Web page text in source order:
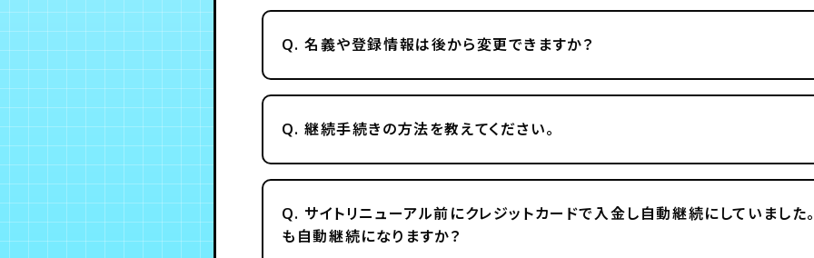
Q. 名義や登録情報は後から変更できますか？
Q. 継続手続きの方法を教えてください。
Q. サイトリニューアル前にクレジットカードで入金し自動継続にしていました
も自動継続になりますか？